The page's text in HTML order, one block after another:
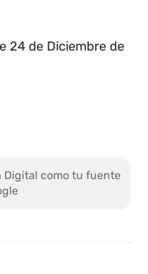
24 de Diciembre de
Digital como tu fuente